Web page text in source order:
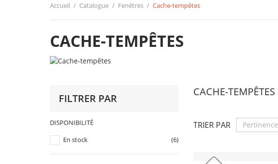
Accueil Catalogue Fenêtres Cache-tempêtes
CACHE-TEMPÊTES
FILTRER PAR
DISPONIBILITÉ
En stock
(6)
CACHE-TEMPÊTES
TRIER PAR Pertinence